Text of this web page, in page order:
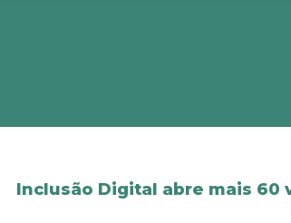
Inclusão Digital abre mais 60